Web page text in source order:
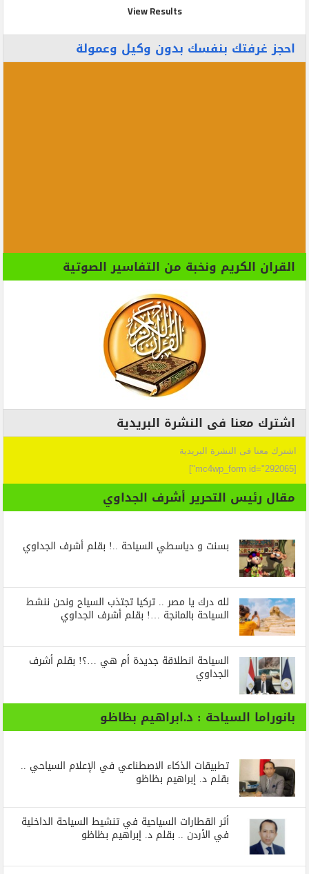
View Results
احجز غرفتك بنفسك بدون وكيل وعمولة
القران الكريم ونخبة من التفاسير الصوتية
اشترك معنا فى النشرة البريدية
اشترك معنا فى النشرة البريدية
[mc4wp_form id="292065"]
مقال رئيس التحرير أشرف الجداوي
بسنت و دياسطي السياحة ..! بقلم أشرف الجداوي
لله درك يا مصر .. تركيا تجتذب السياح ونحن ننشط
السياحة بالمانجة …! بقلم أشرف الجداوي
السياحة انطلاقة جديدة أم هي …؟! بقلم أشرف
الجداوي
بانوراما السياحة : د.ابراهيم بظاظو
تطبيقات الذكاء الاصطناعي في الإعلام السياحي ..
بقلم د. إبراهيم بظاظو
أثر القطارات السياحية في تنشيط السياحة الداخلية
في الأردن .. بقلم د. إبراهيم بظاظو